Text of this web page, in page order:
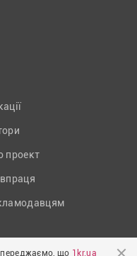
проект
що 1kr.ua